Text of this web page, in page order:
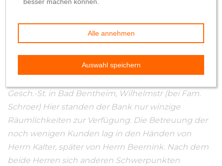
Im November 1966 eröffnete die Volksbank
Nordhorn eGmbH eine Filiale in Bentheim
Zitat aus einem Zeitzeugendokument:„Volksbank
Nordhorn eG, Vorgängerin der jetzigen R+V NOH,
Gesch.-St. in Bad Bentheim, Wilhelmstr (bei Fam.
Schroer) Hier standen der Bank nur winzige
Räumlichkeiten zur Verfügung. Die Betreuung der
noch wenigen Kunden lag in den Händen von
Herrn Kalter, später von Herrn Beernink. Nach dem
beide Herren sich anderen Schwerpunkten